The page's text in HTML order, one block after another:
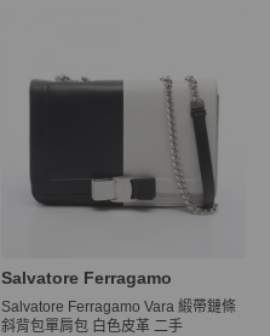
Salvatore Ferragamo
Salvatore Ferragamo Vara 緞帶鏈條
斜背包單肩包 白色皮革 二手